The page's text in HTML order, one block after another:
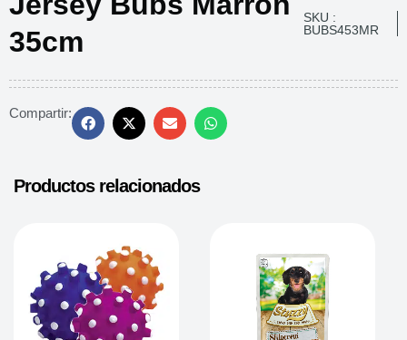
35cm
SKU :
BUBS453MR
Compartir:
Productos relacionados